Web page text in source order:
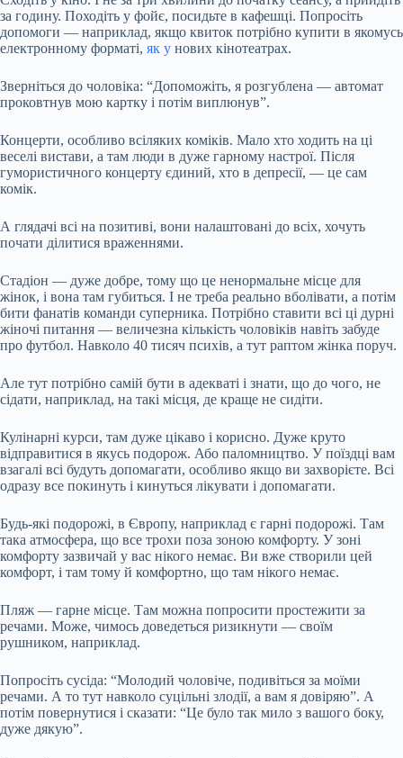
за годину. Походіть у фойє, посидьте в кафешці. Попросіть
допомоги — наприклад, якщо квиток потрібно купити в якомусь
електронному форматі, як у нових кінотеатрах.
Зверніться до чоловіка: “Допоможіть, я розгублена — автомат
проковтнув мою картку і потім виплюнув”.
Концерти, особливо всіляких коміків. Мало хто ходить на ці
веселі вистави, а там люди в дуже гарному настрої. Після
гумористичного концерту єдиний, хто в депресії, — це сам
комік.
А глядачі всі на позитиві, вони налаштовані до всіх, хочуть
почати ділитися враженнями.
Стадіон — дуже добре, тому що це ненормальне місце для
жінок, і вона там губиться. І не треба реально вболівати, а потім
бити фанатів команди суперника. Потрібно ставити всі ці дурні
жіночі питання — величезна кількість чоловіків навіть забуде
про футбол. Навколо 40 тисяч психів, а тут раптом жінка поруч.
Але тут потрібно самій бути в адекваті і знати, що до чого, не
сідати, наприклад, на такі місця, де краще не сидіти.
Кулінарні курси, там дуже цікаво і корисно. Дуже круто
відправитися в якусь подорож. Або паломництво. У поїздці вам
взагалі всі будуть допомагати, особливо якщо ви захворієте. Всі
одразу все покинуть і кинуться лікувати і допомагати.
Будь-які подорожі, в Європу, наприклад є гарні подорожі. Там
така атмосфера, що все трохи поза зоною комфорту. У зоні
комфорту зазвичай у вас нікого немає. Ви вже створили цей
комфорт, і там тому й комфортно, що там нікого немає.
Пляж — гарне місце. Там можна попросити простежити за
речами. Може, чимось доведеться ризикнути — своїм
рушником, наприклад.
Попросіть сусіда: “Молодий чоловіче, подивіться за моїми
речами. А то тут навколо суцільні злодії, а вам я довіряю”. А
потім повернутися і сказати: “Це було так мило з вашого боку,
дуже дякую”.